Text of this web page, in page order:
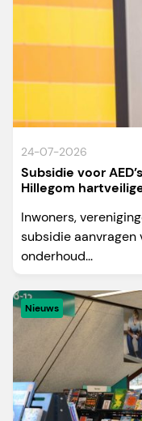
24-07-2026
Subsidie voor
Hillegom
Inwoners,
subsidie aanvragen
onderhoud...
Nieuws